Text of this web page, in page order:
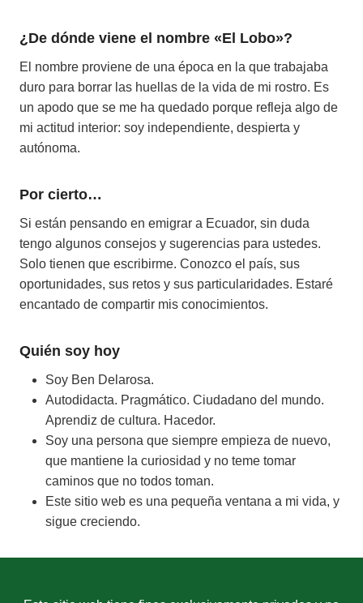
¿De dónde viene el nombre «El Lobo»?
El nombre proviene de una época en la que trabajaba
duro para borrar las huellas de la vida de mi rostro. Es
un apodo que se me ha quedado porque refleja algo de
mi actitud interior: soy independiente, despierta y
autónoma.
Por cierto…
Si están pensando en emigrar a Ecuador, sin duda
tengo algunos consejos y sugerencias para ustedes.
Solo tienen que escribirme. Conozco el país, sus
oportunidades, sus retos y sus particularidades. Estaré
encantado de compartir mis conocimientos.
Quién soy hoy
Soy Ben Delarosa.
Autodidacta. Pragmático. Ciudadano del mundo.
Aprendiz de cultura. Hacedor.
Soy una persona que siempre empieza de nuevo,
que mantiene la curiosidad y no teme tomar
caminos que no todos toman.
Este sitio web es una pequeña ventana a mi vida, y
sigue creciendo.